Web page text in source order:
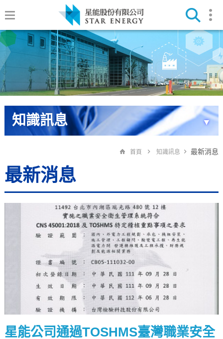
知識訊息 ▼
首頁 知識訊息 最新消息
最新消息
星能公司通過TOSHMS臺灣職業安全